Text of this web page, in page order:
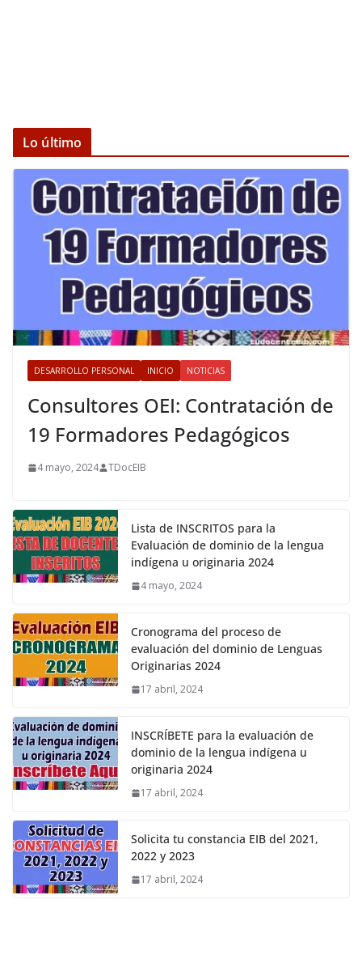
Lo último
DESARROLLO PERSONAL INICIO NOTICIAS
Consultores OEI: Contratación de
19 Formadores Pedagógicos
4 mayo, 2024 TDocEIB
Lista de INSCRITOS para la
Evaluación de dominio de la lengua
indígena u originaria 2024
4 mayo, 2024
Cronograma del proceso de
evaluación del dominio de Lenguas
Originarias 2024
17 abril, 2024
INSCRÍBETE para la evaluación de
dominio de la lengua indígena u
originaria 2024
17 abril, 2024
Solicita tu constancia EIB del 2021,
2022 y 2023
17 abril, 2024